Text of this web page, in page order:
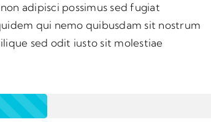
adipisci possimus sed fugiat
qui nemo quibusdam sit nostrum
sed odit iusto sit molestiae